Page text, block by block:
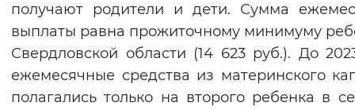
получают родители и дети. Сумма
выплаты равна прожиточному минимуму
Свердловской области (14 623 руб.). До
ежемесячные средства из материнского
полагались только на второго ребенка в